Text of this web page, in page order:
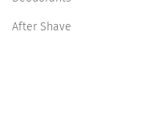
After Shave